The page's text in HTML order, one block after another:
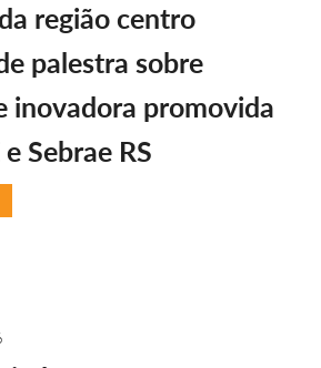
região centro
palestra sobre
inovadora promovida
Sebrae RS